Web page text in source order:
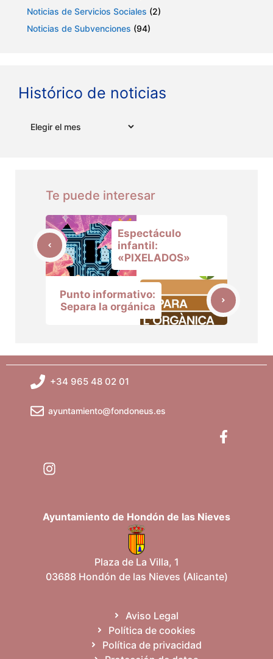
Noticias de Servicios Sociales (2)
Noticias de Subvenciones (94)
Histórico de noticias
Te puede interesar
Espectáculo
infantil:
«PIXELADOS»
Punto informativo:
Separa la orgánica
+34 965 48 02 01
ayuntamiento@fondoneus.es
Ayuntamiento de Hondón de las Nieves
Plaza de La Villa, 1
03688 Hondón de las Nieves (Alicante)
Aviso Legal
Política de cookies
Política de privacidad